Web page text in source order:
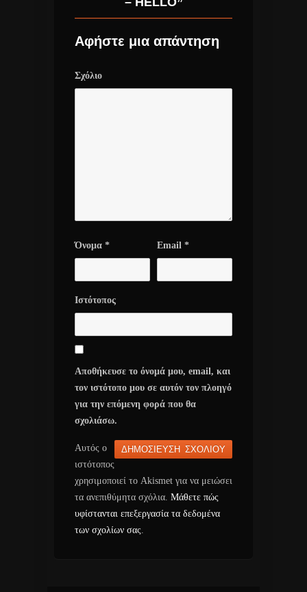
Αφήστε μια απάντηση
Σχόλιο
Όνομα * Email *
Ιστότοπος
Αποθήκευσε το όνομά μου, email, και
τον ιστότοπο μου σε αυτόν τον πλοηγό
για την επόμενη φορά που θα
σχολιάσω.
Αυτός ο
ιστότοπος
χρησιμοποιεί το Akismet για να μειώσει
τα ανεπιθύμητα σχόλια. Μάθετε πώς
υφίστανται επεξεργασία τα δεδομένα
των σχολίων σας